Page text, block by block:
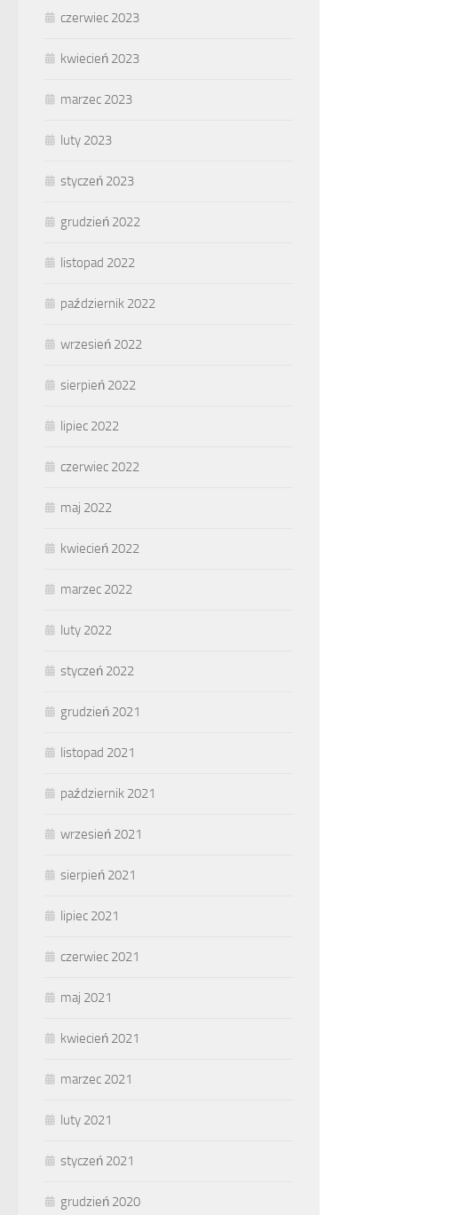
czerwiec 2023
kwiecień 2023
marzec 2023
luty 2023
styczeń 2023
grudzień 2022
listopad 2022
październik 2022
wrzesień 2022
sierpień 2022
lipiec 2022
czerwiec 2022
maj 2022
kwiecień 2022
marzec 2022
luty 2022
styczeń 2022
grudzień 2021
listopad 2021
październik 2021
wrzesień 2021
sierpień 2021
lipiec 2021
czerwiec 2021
maj 2021
kwiecień 2021
marzec 2021
luty 2021
styczeń 2021
grudzień 2020